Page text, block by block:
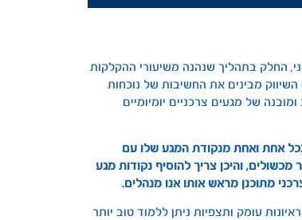
החלק בתהליך שנהנה משיעורי ההקלקות
השיווק מבינים את החשיבות של נוכחות
של מגעים צרכניים יומיומיים
אחת ואחת מנקודת המגע שלו עם
והיכן צריך להוסיף נקודות מגע
מתוכנן מראש אותו אנו מנהלים.
עומק ותצפיות ניתן ללמוד טוב יותר